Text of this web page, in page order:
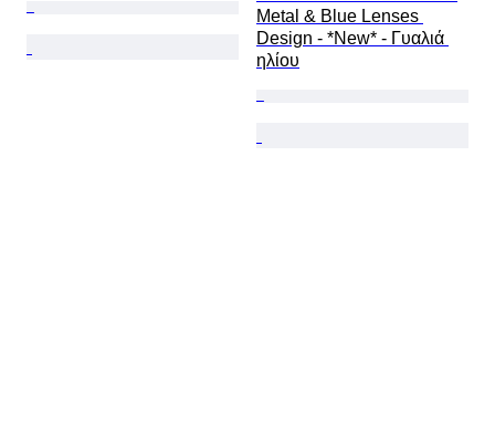
Metal & Blue Lenses
Design - *New* - Γυαλιά
ηλίου